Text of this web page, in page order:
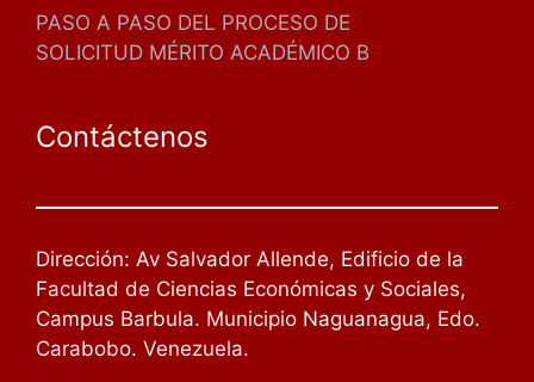
PASO A PASO DEL PROCESO DE
SOLICITUD MÉRITO ACADÉMICO B
Contáctenos
Dirección: Av Salvador Allende, Edificio de la
Facultad de Ciencias Económicas y Sociales,
Campus Barbula. Municipio Naguanagua, Edo.
Carabobo. Venezuela.